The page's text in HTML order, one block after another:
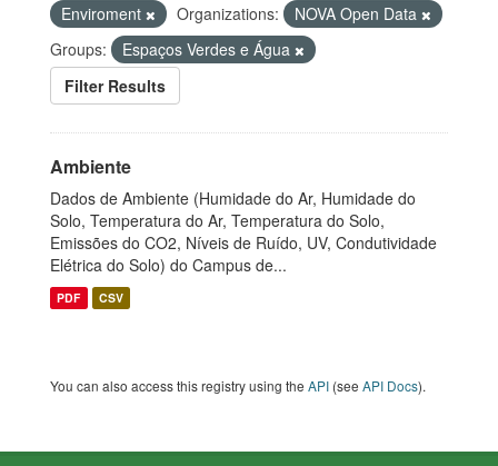
Enviroment
Organizations:
NOVA Open Data
Groups:
Espaços Verdes e Água
Filter Results
Ambiente
Dados de Ambiente (Humidade do Ar, Humidade do
Solo, Temperatura do Ar, Temperatura do Solo,
Emissões do CO2, Níveis de Ruído, UV, Condutividade
Elétrica do Solo) do Campus de...
PDF CSV
You can also access this registry using the API (see API Docs).